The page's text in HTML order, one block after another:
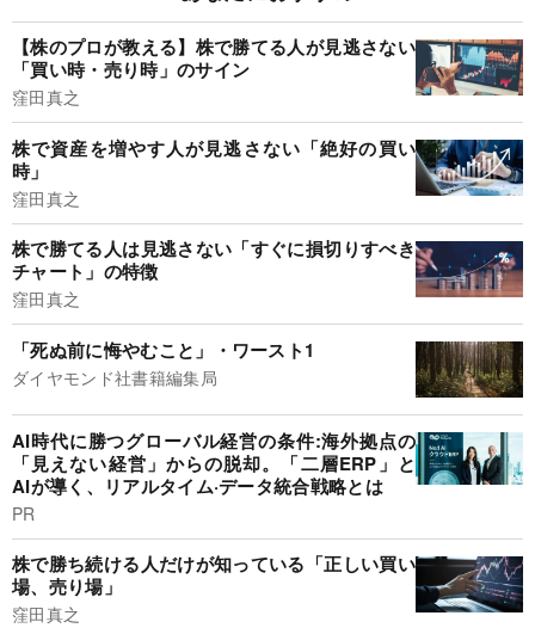
【株のプロが教える】株で勝てる人が見逃さない
「買い時・売り時」のサイン
窪田真之
株で資産を増やす人が見逃さない「絶好の買い
時」
窪田真之
株で勝てる人は見逃さない「すぐに損切りすべき
チャート」の特徴
窪田真之
「死ぬ前に悔やむこと」・ワースト1
ダイヤモンド社書籍編集局
AI時代に勝つグローバル経営の条件:海外拠点の
「見えない経営」からの脱却。「二層ERP」と
AIが導く、リアルタイム·データ統合戦略とは
PR
株で勝ち続ける人だけが知っている「正しい買い
場、売り場」
窪田真之